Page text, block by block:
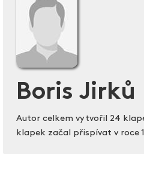
Boris Jirků
Autor celkem vytvořil 24
klapek začal přispívat v roce